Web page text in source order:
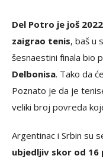
Del Potro je još
zaigrao tenis, baš u
šesnaestini finala bio
Delbonisa. Tako da
Poznato je da je
veliki broj povreda
Argentinac i Srbin su
ubjedljiv skor od 16